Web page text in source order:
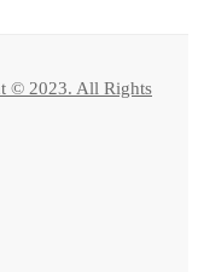
© 2023. All Rights